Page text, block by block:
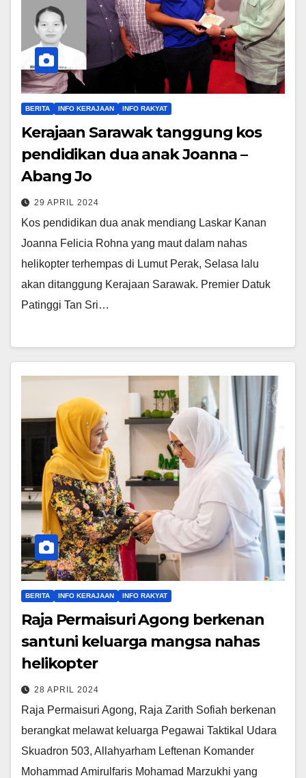
BERITA INFO KERAJAAN INFO RAKYAT
Kerajaan Sarawak tanggung kos
pendidikan dua anak Joanna –
Abang Jo
29 APRIL 2024
Kos pendidikan dua anak mendiang Laskar Kanan
Joanna Felicia Rohna yang maut dalam nahas
helikopter terhempas di Lumut Perak, Selasa lalu
akan ditanggung Kerajaan Sarawak. Premier Datuk
Patinggi Tan Sri…
BERITA INFO KERAJAAN INFO RAKYAT
Raja Permaisuri Agong berkenan
santuni keluarga mangsa nahas
helikopter
28 APRIL 2024
Raja Permaisuri Agong, Raja Zarith Sofiah berkenan
berangkat melawat keluarga Pegawai Taktikal Udara
Skuadron 503, Allahyarham Leftenan Komander
Mohammad Amirulfaris Mohamad Marzukhi yang